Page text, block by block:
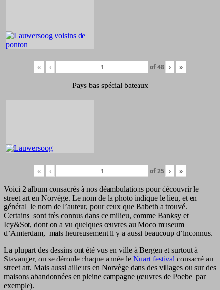
« ‹ of48 › »
Pays bas spécial bateaux
« ‹ of25 › »
Voici 2 album consacrés à nos déambulations pour découvrir le
street art en Norvège. Le nom de la photo indique le lieu, et en
général le nom de l’auteur, pour ceux que Babeth a trouvé.
Certains sont très connus dans ce milieu, comme Banksy et
Icy&Sot, dont on a vu quelques œuvres au Moco museum
d’Amterdam, mais heureusement il y a aussi beaucoup d’inconnus.
La plupart des dessins ont été vus en ville à Bergen et surtout à
Stavanger, ou se déroule chaque année le Nuart festival consacré au
street art. Mais aussi ailleurs en Norvège dans des villages ou sur des
maisons abandonnées en pleine campagne (œuvres de Poebel par
exemple).